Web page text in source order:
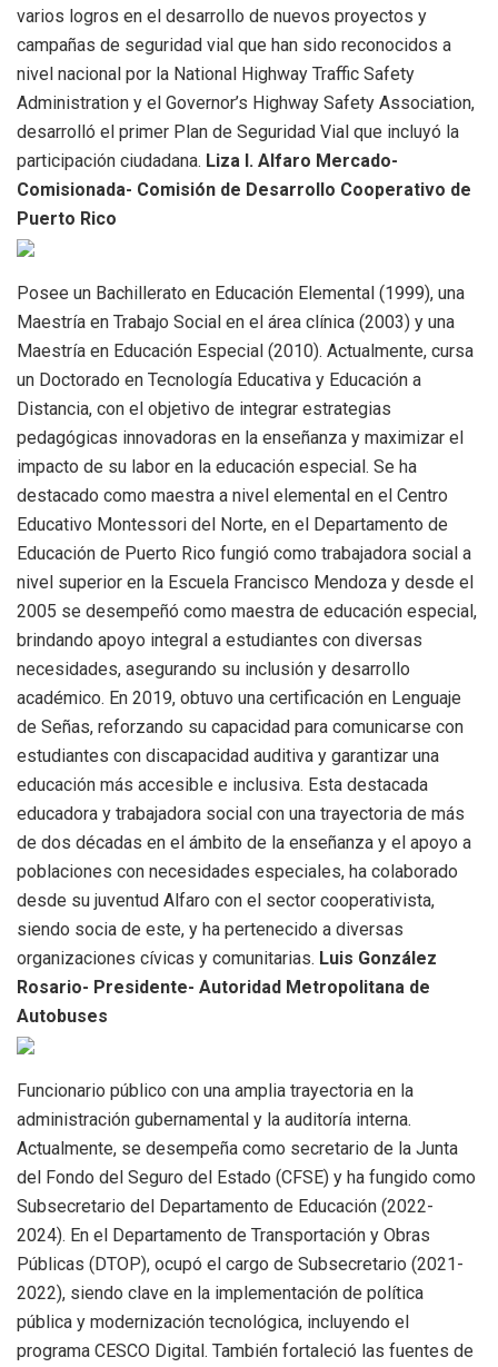
varios logros en el desarrollo de nuevos proyectos y
campañas de seguridad vial que han sido reconocidos a
nivel nacional por la National Highway Traffic Safety
Administration y el Governor’s Highway Safety Association,
desarrolló el primer Plan de Seguridad Vial que incluyó la
participación ciudadana. Liza I. Alfaro Mercado-
Comisionada- Comisión de Desarrollo Cooperativo de
Puerto Rico
Posee un Bachillerato en Educación Elemental (1999), una
Maestría en Trabajo Social en el área clínica (2003) y una
Maestría en Educación Especial (2010). Actualmente, cursa
un Doctorado en Tecnología Educativa y Educación a
Distancia, con el objetivo de integrar estrategias
pedagógicas innovadoras en la enseñanza y maximizar el
impacto de su labor en la educación especial. Se ha
destacado como maestra a nivel elemental en el Centro
Educativo Montessori del Norte, en el Departamento de
Educación de Puerto Rico fungió como trabajadora social a
nivel superior en la Escuela Francisco Mendoza y desde el
2005 se desempeñó como maestra de educación especial,
brindando apoyo integral a estudiantes con diversas
necesidades, asegurando su inclusión y desarrollo
académico. En 2019, obtuvo una certificación en Lenguaje
de Señas, reforzando su capacidad para comunicarse con
estudiantes con discapacidad auditiva y garantizar una
educación más accesible e inclusiva. Esta destacada
educadora y trabajadora social con una trayectoria de más
de dos décadas en el ámbito de la enseñanza y el apoyo a
poblaciones con necesidades especiales, ha colaborado
desde su juventud Alfaro con el sector cooperativista,
siendo socia de este, y ha pertenecido a diversas
organizaciones cívicas y comunitarias. Luis González
Rosario- Presidente- Autoridad Metropolitana de
Autobuses
Funcionario público con una amplia trayectoria en la
administración gubernamental y la auditoría interna.
Actualmente, se desempeña como secretario de la Junta
del Fondo del Seguro del Estado (CFSE) y ha fungido como
Subsecretario del Departamento de Educación (2022-
2024). En el Departamento de Transportación y Obras
Públicas (DTOP), ocupó el cargo de Subsecretario (2021-
2022), siendo clave en la implementación de política
pública y modernización tecnológica, incluyendo el
programa CESCO Digital. También fortaleció las fuentes de